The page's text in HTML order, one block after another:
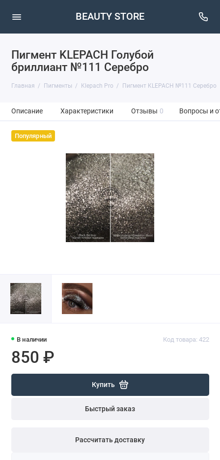
BEAUTY STORE
Пигмент KLEPACH Голубой
бриллиант №111 Серебро
Главная Пигменты Klepach Pro Пигмент KLEPACH №111 Серебро
Описание Характеристики Отзывы 0 Вопросы и
Популярный
В наличии Код товара: 422
850 ₽
Купить
Быстрый заказ
Рассчитать доставку